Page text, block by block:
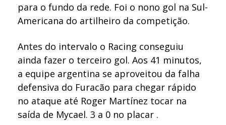
para o fundo da rede. Foi o nono gol na Sul-
Americana do artilheiro da competição.
Antes do intervalo o Racing conseguiu
ainda fazer o terceiro gol. Aos 41 minutos,
a equipe argentina se aproveitou da falha
defensiva do Furacão para chegar rápido
no ataque até Roger Martínez tocar na
saída de Mycael. 3 a 0 no placar .